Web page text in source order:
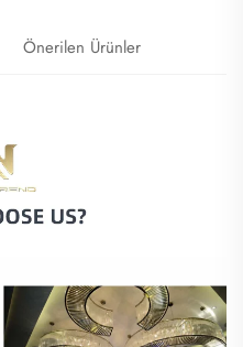
Önerilen Ürünler